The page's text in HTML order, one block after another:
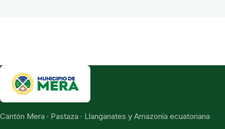
Cantón Mera · Pastaza · Llanganates y Amazonía ecuatoriana